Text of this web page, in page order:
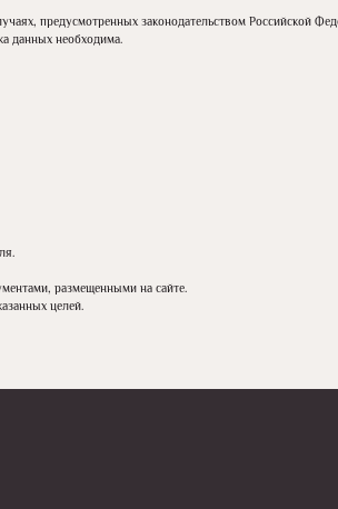
предусмотренных законодательством Российской
данных необходима.
размещенными на сайте.
целей.